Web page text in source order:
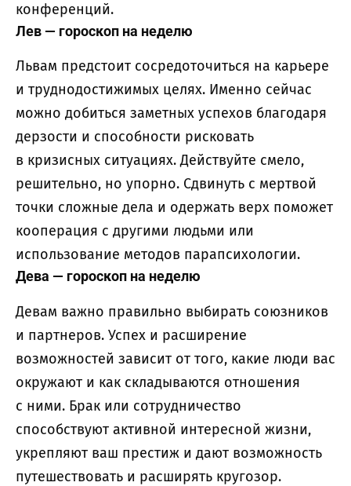
конференций.
Лев — гороскоп на неделю
Львам предстоит сосредоточиться на карьере
и труднодостижимых целях. Именно сейчас
можно добиться заметных успехов благодаря
дерзости и способности рисковать
в кризисных ситуациях. Действуйте смело,
решительно, но упорно. Сдвинуть с мертвой
точки сложные дела и одержать верх поможет
кооперация с другими людьми или
использование методов парапсихологии.
Дева — гороскоп на неделю
Девам важно правильно выбирать союзников
и партнеров. Успех и расширение
возможностей зависит от того, какие люди вас
окружают и как складываются отношения
с ними. Брак или сотрудничество
способствуют активной интересной жизни,
укрепляют ваш престиж и дают возможность
путешествовать и расширять кругозор.